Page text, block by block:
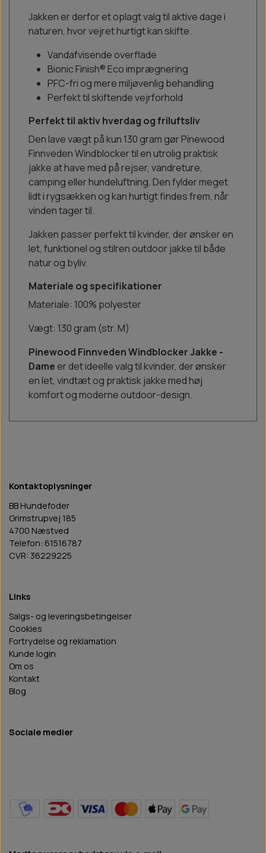
Jakken er derfor et oplagt valg til aktive dage i
naturen, hvor vejret hurtigt kan skifte.
Vandafvisende overflade
Bionic Finish® Eco imprægnering
PFC-fri og mere miljøvenlig behandling
Perfekt til skiftende vejrforhold
Perfekt til aktiv hverdag og friluftsliv
Den lave vægt på kun 130 gram gør Pinewood
Finnveden Windblocker til en utrolig praktisk
jakke at have med på rejser, vandreture,
camping eller hundeluftning. Den fylder meget
lidt i rygsækken og kan hurtigt findes frem, når
vinden tager til.
Jakken passer perfekt til kvinder, der ønsker en
let, funktionel og stilren outdoor jakke til både
natur og byliv.
Materiale og specifikationer
Materiale: 100% polyester
Vægt: 130 gram (str. M)
Pinewood Finnveden Windblocker Jakke -
Dame er det ideelle valg til kvinder, der ønsker
en let, vindtæt og praktisk jakke med høj
komfort og moderne outdoor-design.
Kontaktoplysninger
BB Hundefoder
Grimstrupvej 185
4700 Næstved
Telefon: 61516787
CVR: 36229225
Links
Salgs- og leveringsbetingelser
Cookies
Fortrydelse og reklamation
Kunde login
Om os
Kontakt
Blog
Sociale medier